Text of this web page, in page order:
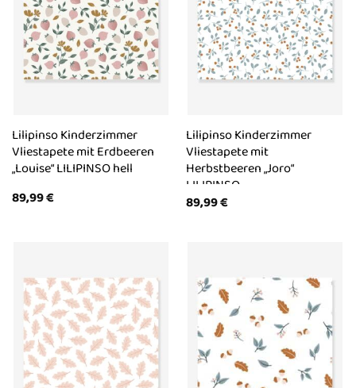
Lilipinso Kinderzimmer
Vliestapete mit Erdbeeren
„Louise“ LILIPINSO hell
89,99€
Lilipinso Kinderzimmer
Vliestapete mit
Herbstbeeren „Joro“
LILIPINSO
89,99€